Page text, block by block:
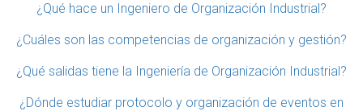
¿Qué hace un Ingeniero de Organización Industrial?
¿Cuáles son las competencias de organización y gestión?
¿Qué salidas tiene la Ingeniería de Organización Industrial?
¿Dónde estudiar protocolo y organización de eventos en